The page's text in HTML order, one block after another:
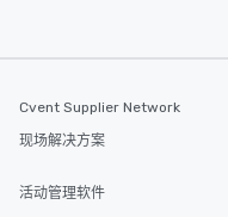
Cvent Supplier Network
现场解决方案
活动管理软件